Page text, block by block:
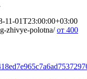
11-01T23:00:00+03:00
zhivye-polotna/ от 400